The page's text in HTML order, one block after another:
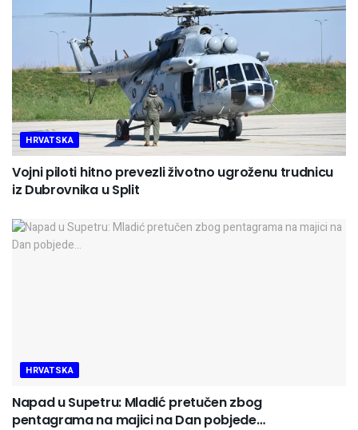
HRVATSKA
Vojni piloti hitno prevezli životno ugroženu trudnicu
iz Dubrovnika u Split
HRVATSKA
Napad u Supetru: Mladić pretučen zbog
pentagrama na majici na Dan pobjede…